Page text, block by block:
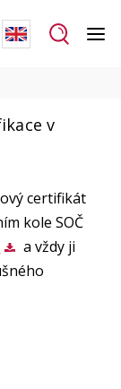
v
certifikát
kole SOČ
a vždy ji